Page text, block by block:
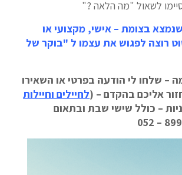
לשאול "מה הלאה ?"
בצומת – אישי, מקצועי או
רוצה לפגוש את עצמו ל "בוקר של
– שלחו לי הודעה בפרטי או השאירו
אליכם בהקדם – (לחיילים וחיילות
– כולל שישי שבת ובתאום